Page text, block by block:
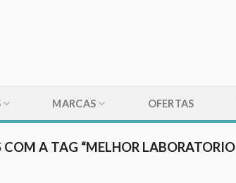
MARCAS OFERTAS
A TAG “MELHOR LABORATORIO